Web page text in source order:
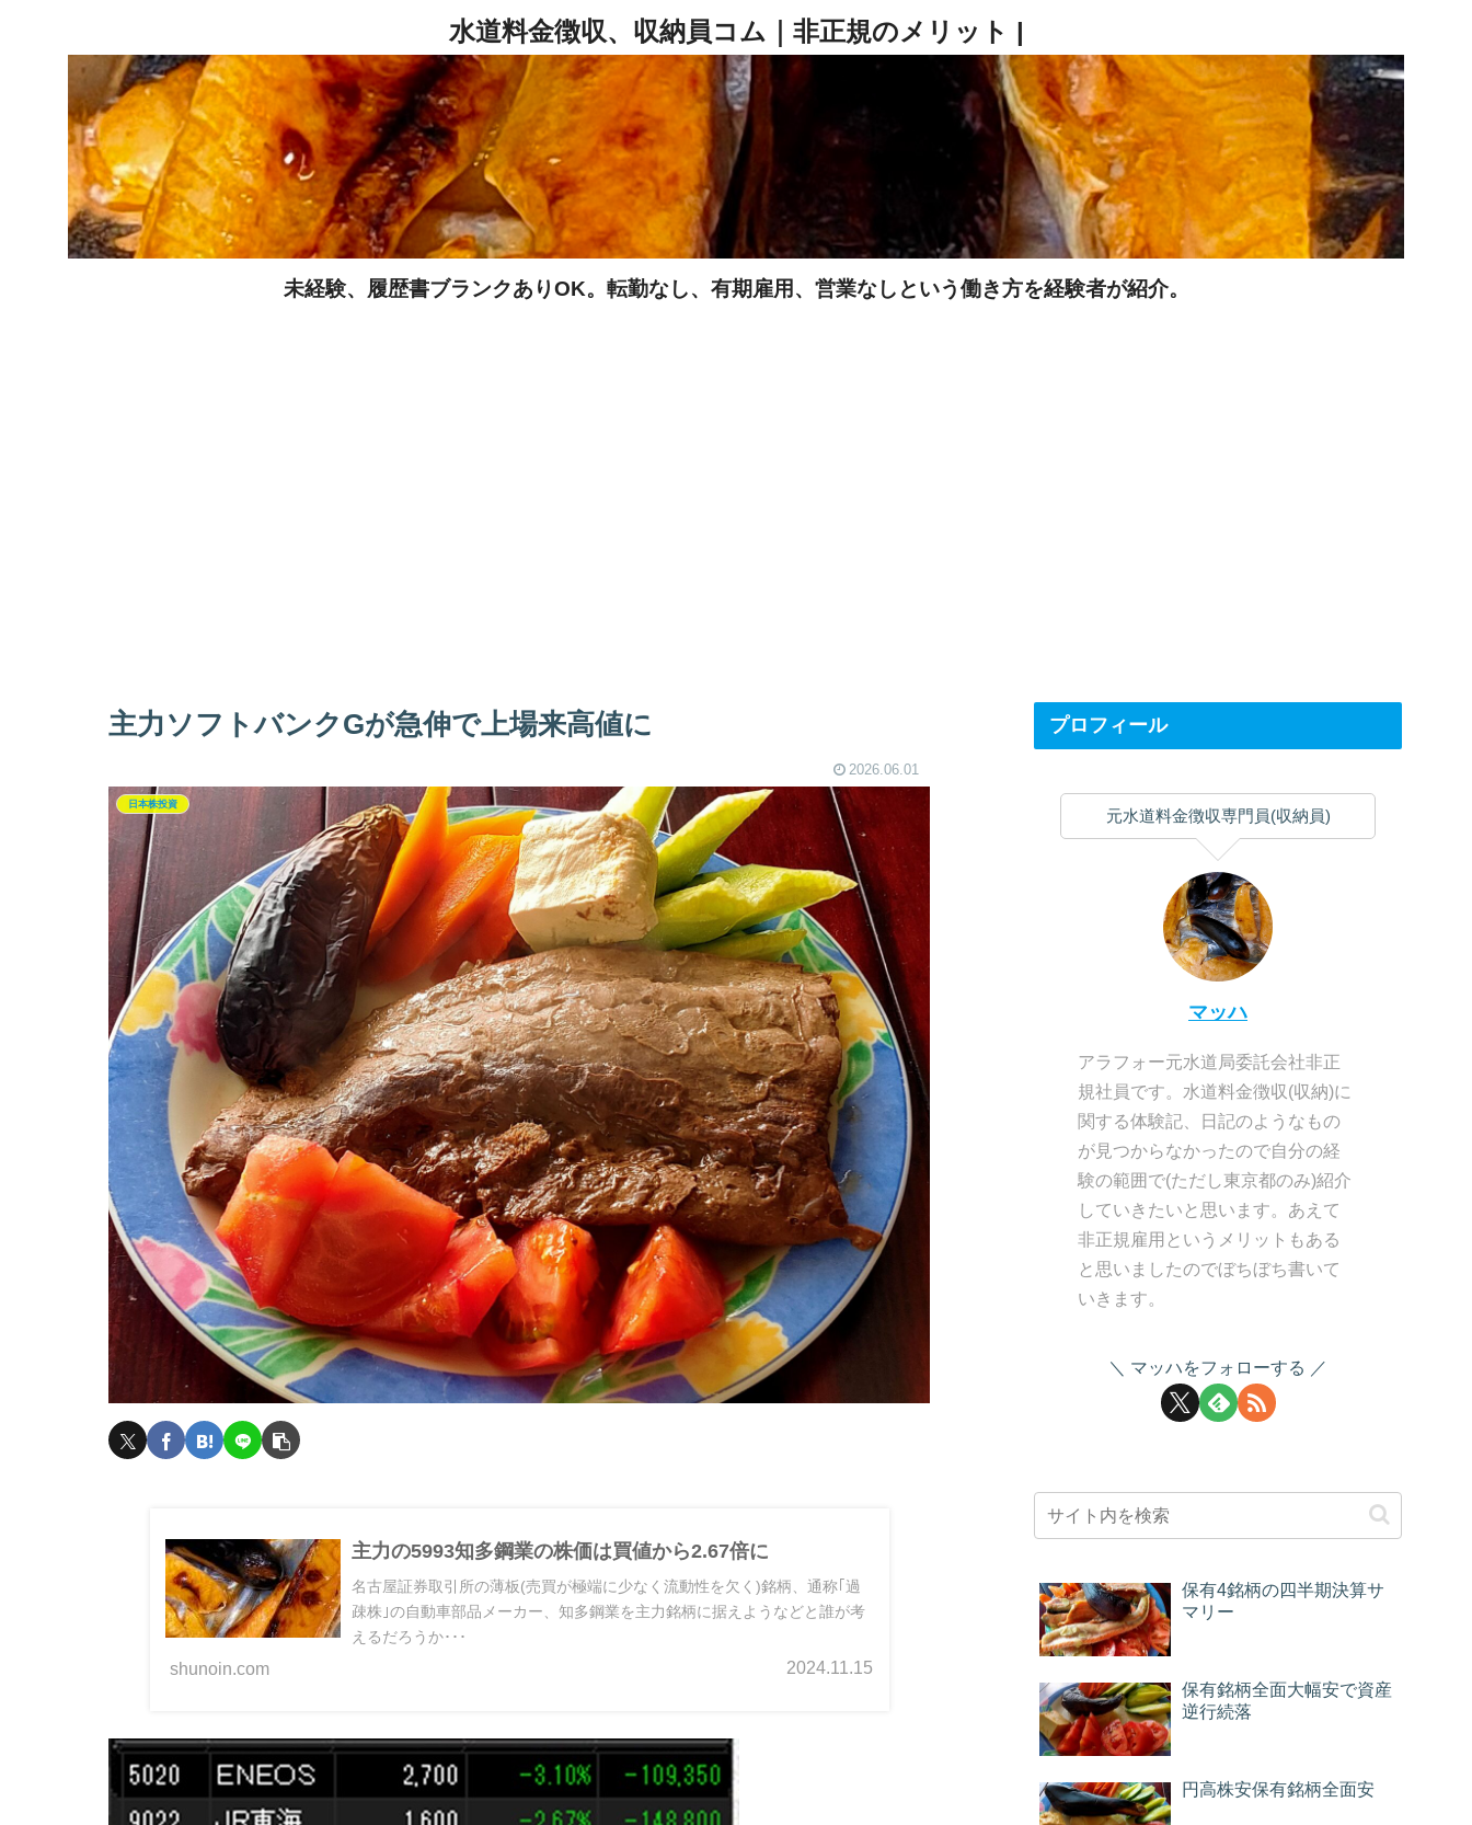
未経験、履歴書ブランクありOK。転勤なし、有期雇用、営業なしという働き方を経験者が紹介。
主力ソフトバンクGが急伸で上場来高値に
2026.06.01
日本株投資
主力の5993知多鋼業の株価は買値から2.67倍に
名古屋証券取引所の薄板(売買が極端に少なく流動性を欠く)銘柄、通称｢過
疎株｣の自動車部品メーカー、知多鋼業を主力銘柄に据えようなどと誰が考
えるだろうか･･･
shunoin.com 2024.11.15
プロフィール
元水道料金徴収専門員(収納員)
マッハ
アラフォー元水道局委託会社非正
規社員です。水道料金徴収(収納)に
関する体験記、日記のようなもの
が見つからなかったので自分の経
験の範囲で(ただし東京都のみ)紹介
していきたいと思います。あえて
非正規雇用というメリットもある
と思いましたのでぼちぼち書いて
いきます。
マッハをフォローする
保有4銘柄の四半期決算サ
マリー
保有銘柄全面大幅安で資産
逆行続落
円高株安保有銘柄全面安